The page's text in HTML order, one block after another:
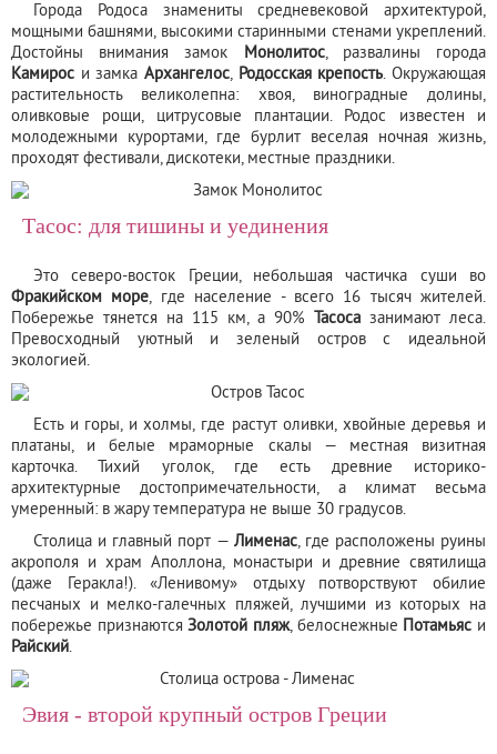
Города Родоса знамениты средневековой архитектурой,
мощными башнями, высокими старинными стенами укреплений.
Достойны внимания замок Монолитос, развалины города
Камирос и замка Архангелос, Родосская крепость. Окружающая
растительность великолепна: хвоя, виноградные долины,
оливковые рощи, цитрусовые плантации. Родос известен и
молодежными курортами, где бурлит веселая ночная жизнь,
проходят фестивали, дискотеки, местные праздники.
Тасос: для тишины и уединения
Это северо-восток Греции, небольшая частичка суши во
Фракийском море, где население - всего 16 тысяч жителей.
Побережье тянется на 115 км, а 90% Тасоса занимают леса.
Превосходный уютный и зеленый остров с идеальной
экологией.
Есть и горы, и холмы, где растут оливки, хвойные деревья и
платаны, и белые мраморные скалы — местная визитная
карточка. Тихий уголок, где есть древние историко-
архитектурные достопримечательности, а климат весьма
умеренный: в жару температура не выше 30 градусов.
Столица и главный порт — Лименас, где расположены руины
акрополя и храм Аполлона, монастыри и древние святилища
(даже Геракла!). «Ленивому» отдыху потворствуют обилие
песчаных и мелко-галечных пляжей, лучшими из которых на
побережье признаютсяЗолотой пляж, белоснежные Потамьяс и
Райский.
Эвия - второй крупный остров Греции